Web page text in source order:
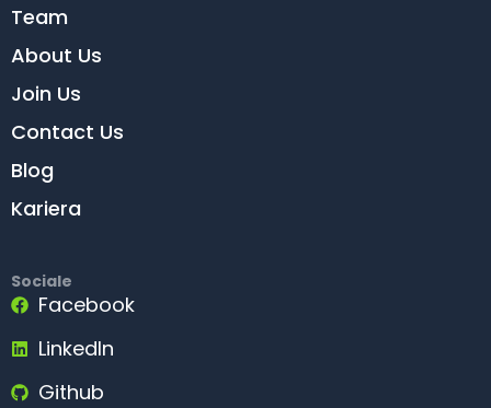
Team
About Us
Join Us
Contact Us
Blog
Kariera
Sociale
Facebook
LinkedIn
Github